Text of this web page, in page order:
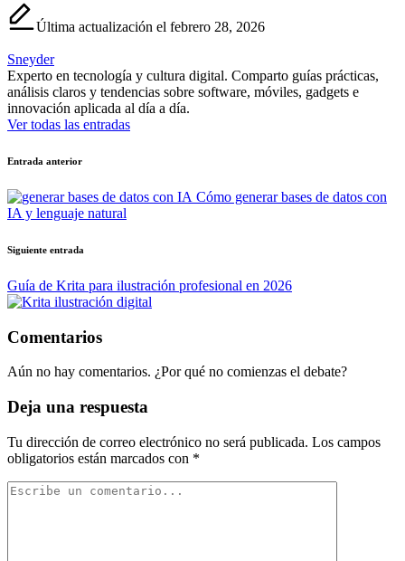
Última actualización el febrero 28, 2026
Sneyder
Experto en tecnología y cultura digital. Comparto guías prácticas,
análisis claros y tendencias sobre software, móviles, gadgets e
innovación aplicada al día a día.
Ver todas las entradas
Navegación
de
entradas
Entrada anterior
Cómo generar bases de datos con
IA y lenguaje natural
Siguiente entrada
Guía de Krita para ilustración profesional en 2026
Comentarios
Aún no hay comentarios. ¿Por qué no comienzas el debate?
Deja una respuesta
Tu dirección de correo electrónico no será publicada. Los campos
obligatorios están marcados con *